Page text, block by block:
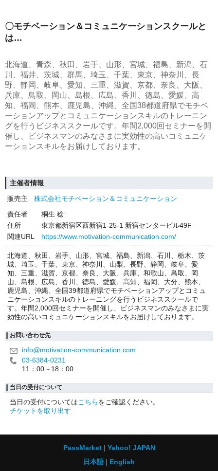
〇モチベーション＆コミュニケーションスクールと
は…
北海道、青森、秋田、岩手、山形、宮城、福島、新潟、石
川、福井、茨城、群馬、埼玉、千葉、東京、神奈川、長
野、静岡、岐阜、愛知、三重、滋賀、京都、奈良、大阪、
兵庫、鳥取、岡山、島根、広島、香川、徳島、愛媛、高
知、福岡、熊本、鹿児島、沖縄、全国38都道府県でモチベ
ーションアップとコミュニケーションスキルのトレーニン
グを行うビジネススクールです。年間2,000回セミナーを開
催し、ビジネスマンのみなさまに実効性の高いコミュニケ
ーションスキルをお届けしております。
主催者情報
販売主
株式会社モチベーション＆コミュニケーション
責任者
桐生 稔
住所
東京都新宿区西新宿1-25-1 新宿センタービル49F
関連URL
https://www.motivation-communication.com/
北海道、秋田、岩手、山形、宮城、福島、新潟、石川、栃木、茨
城、埼玉、千葉、東京、神奈川、山梨、長野、静岡、岐阜、愛
知、三重、滋賀、京都、奈良、大阪、兵庫、和歌山、鳥取、岡
山、島根、広島、香川、徳島、愛媛、高知、福岡、大分、熊本、
鹿児島、沖縄、全国39都道府県でモチベーションアップとコミュ
ニケーションスキルのトレーニングを行うビジネススクールで
す。年間2,000回セミナーを開催し、ビジネスマンのみなさまに実
効性の高いコミュニケーションスキルをお届けしております。
お問い合わせ先
info@motivation-communication.com
03-6384-0231
11：00～18：00
当日の受付について
当日の受付についてはこちらをご確認ください。
チケットを取り出す
PassMarket
Yahoo! JAPAN
日本語
English